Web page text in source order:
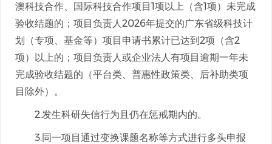
澳科技合作、国际科技合作项目1项以上（含1项）未完成
验收结题的；项目负责人2026年提交的广东省级科技计
划（专项、基金等）项目申请书累计已达到2项（含2
项）以上的；项目负责人或企业法人有项目逾期一年未
完成验收结题的（平台类、普惠性政策类、后补助类项
目除外）。
2.发生科研失信行为且仍在惩戒期内的。
3.同一项目通过变换课题名称等方式进行多头申报